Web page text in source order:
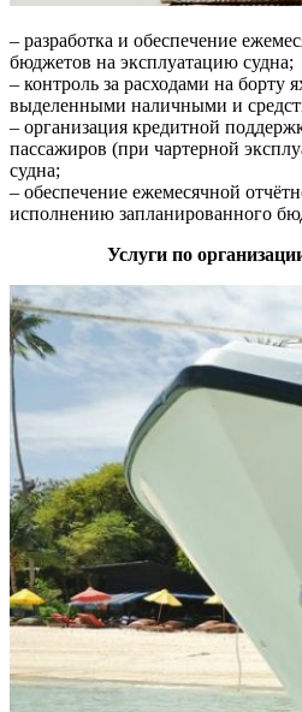
– разработка и обеспечение
бюджетов на эксплуатацию судна;
– контроль за расходами на борту
выделенными наличными и
– организация кредитной
пассажиров (при чартерной
судна;
– обеспечение ежемесячной
исполнению запланированного
Услуги по